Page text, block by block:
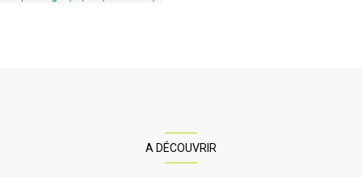
A DÉCOUVRIR